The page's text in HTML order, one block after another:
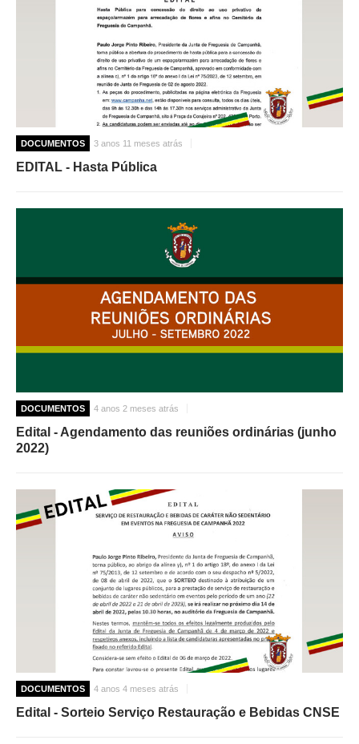
DOCUMENTOS 3 anos 11 meses atrás
EDITAL - Hasta Pública
DOCUMENTOS 4 anos 2 meses atrás
Edital - Agendamento das reuniões ordinárias (junho
2022)
DOCUMENTOS 4 anos 4 meses atrás
Edital - Sorteio Serviço Restauração e Bebidas CNSE